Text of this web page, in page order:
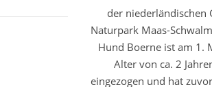
der niederländischen
Naturpark Maas-
Hund Boerne ist am 1.
Alter von ca. 2
eingezogen und hat